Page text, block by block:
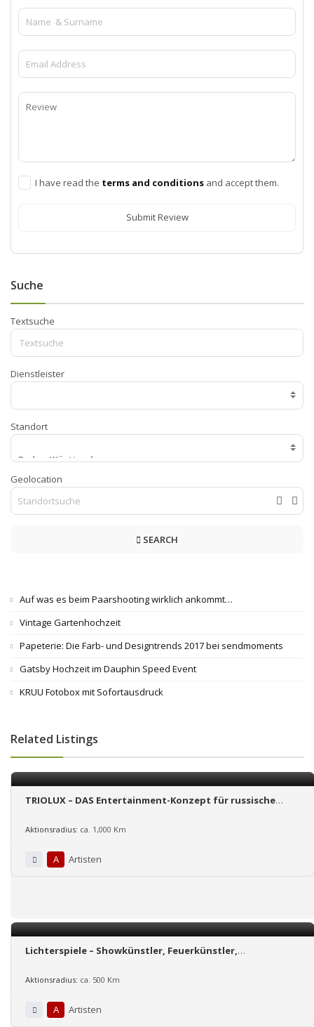
I have read the terms and conditions and accept them.
Submit Review
Suche
Textsuche
Dienstleister
Standort
Geolocation
SEARCH
Auf was es beim Paarshooting wirklich ankommt…
Vintage Gartenhochzeit
Papeterie: Die Farb- und Designtrends 2017 bei sendmoments
Gatsby Hochzeit im Dauphin Speed Event
KRUU Fotobox mit Sofortausdruck
Related Listings
TRIOLUX – DAS Entertainment-Konzept für russische
Aktionsradius: ca. 1,000 Km
A Artisten
Lichterspiele – Showkünstler, Feuerkünstler,
Aktionsradius: ca. 500 Km
A Artisten